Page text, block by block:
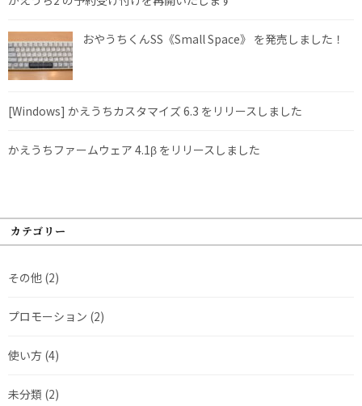
おやうちくんSS《Small Space》 を発売しました！
[Windows] かえうちカスタマイズ 6.3 をリリースしました
かえうちファームウェア 4.1β をリリースしました
カテゴリー
その他 (2)
プロモーション (2)
使い方 (4)
未分類 (2)